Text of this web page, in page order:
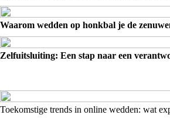
Waarom wedden op honkbal je de
Zelfuitsluiting: Een stap naar een
Toekomstige trends in online wedden: wat